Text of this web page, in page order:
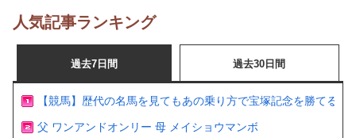
人気記事ランキング
過去7日間 過去30日間
【競馬】歴代の名馬を見てもあの乗り方で宝塚記念を勝てる
父 ワンアンドオンリー 母 メイショウマンボ